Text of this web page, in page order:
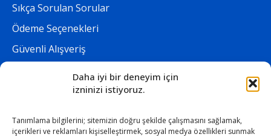
Daha iyi bir deneyim için
izninizi istiyoruz.
Tanımlama bilgilerini; sitemizin doğru şekilde çalışmasını sağlamak,
içerikleri ve reklamları kişiselleştirmek, sosyal medya özellikleri sunmak
Sıkça Sorulan Sorular
Ödeme Seçenekleri
Güvenli Alışveriş
İletişim